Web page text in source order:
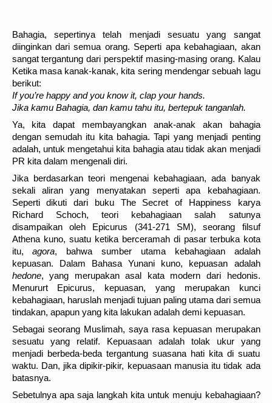
Bahagia, sepertinya telah menjadi sesuatu yang sangat
diinginkan dari semua orang. Seperti apa kebahagiaan, akan
sangat tergantung dari perspektif masing-masing orang. Kalau
Ketika masa kanak-kanak, kita sering mendengar sebuah lagu
berikut:
If you’re happy and you know it, clap your hands.
Jika kamu Bahagia, dan kamu tahu itu, bertepuk tanganlah.
Ya, kita dapat membayangkan anak-anak akan bahagia
dengan semudah itu kita bahagia. Tapi yang menjadi penting
adalah, untuk mengetahui kita bahagia atau tidak akan menjadi
PR kita dalam mengenali diri.
Jika berdasarkan teori mengenai kebahagiaan, ada banyak
sekali aliran yang menyatakan seperti apa kebahagiaan.
Seperti dikuti dari buku The Secret of Happiness karya
Richard Schoch, teori kebahagiaan salah satunya
disampaikan oleh Epicurus (341-271 SM), seorang filsuf
Athena kuno, suatu ketika berceramah di pasar terbuka kota
itu,agora, bahwa sumber utama kebahagiaan adalah
kepuasan. Dalam Bahasa Yunani kuno, kepuasan adalah
hedone, yang merupakan asal kata modern dari hedonis.
Menururt Epicurus, kepuasan, yang merupakan kunci
kebahagiaan, haruslah menjadi tujuan paling utama dari semua
tindakan, apapun yang kita lakukan adalah demi kepuasan.
Sebagai seorang Muslimah, saya rasa kepuasan merupakan
sesuatu yang relatif. Kepuasaan adalah tolak ukur yang
menjadi berbeda-beda tergantung suasana hati kita di suatu
waktu. Dan, jika dipikir-pikir, kepuasaan manusia itu tidak ada
batasnya.
Sebetulnya apa saja langkah kita untuk menuju kebahagiaan?